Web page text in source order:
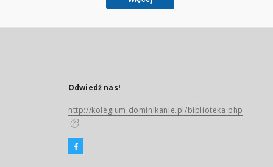
Odwiedź nas!
http://kolegium.dominikanie.pl/biblioteka.php